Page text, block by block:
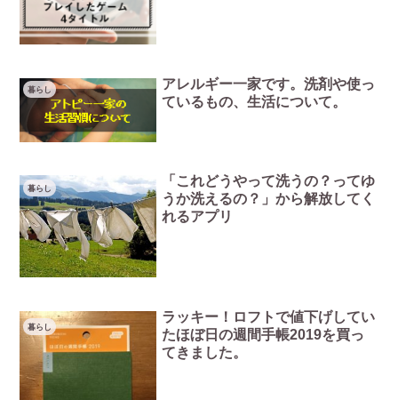
暮らし
アレルギー一家です。洗剤や使っ
ているもの、生活について。
暮らし
「これどうやって洗うの？ってゆ
うか洗えるの？」から解放してく
れるアプリ
暮らし
ラッキー！ロフトで値下げしてい
たほぼ日の週間手帳2019を買っ
てきました。